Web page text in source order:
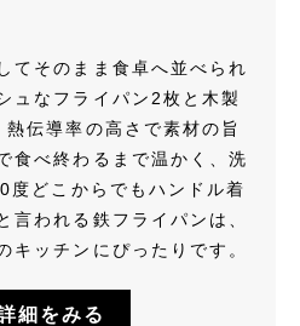
てそのまま食卓へ並べられ
ュなフライパン2枚と木製
伝導率の高さで素材の旨
食べ終わるまで温かく、洗
度どこからでもハンドル着
言われる鉄フライパンは、
キッチンにぴったりです。
細をみる